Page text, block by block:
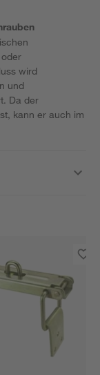
wird
und
Da der
kann er auch im